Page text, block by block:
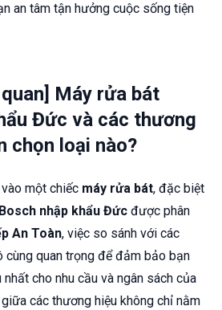
an tâm tận hưởng cuộc sống tiện
Máy rửa bát
Đức và các thương
chọn loại nào?
một chiếc máy rửa bát, đặc biệt
nhập khẩu Đức được phân
An Toàn, việc so sánh với các
cùng quan trọng để đảm bảo bạn
cho nhu cầu và ngân sách của
các thương hiệu không chỉ nằm